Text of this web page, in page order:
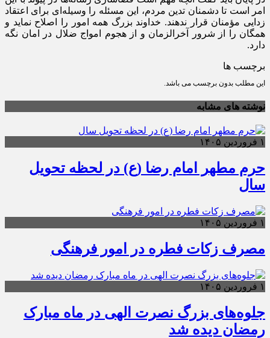
امر است تا دشمنان تدین مردم، این مسئله را وسیله‌ای برای اعتقاد
زدایی مؤمنان قرار ندهند. خداوند بزرگ همه امور را اصلاح نماید و
همگان را از شرور آخرالزمان و از هجوم امواج ضلال در امان نگه
دارد.
برچسب ها
این مطلب بدون برچسب می باشد.
نوشته های مشابه
۱ فروردین ۱۴۰۵
حرم مطهر امام رضا (ع) در لحظه تحویل
سال
۱ فروردین ۱۴۰۵
مصرف زکات فطره در امور فرهنگی
۱ فروردین ۱۴۰۵
جلوه‌های بزرگ نصرت الهی در ماه مبارک
رمضان دیده شد